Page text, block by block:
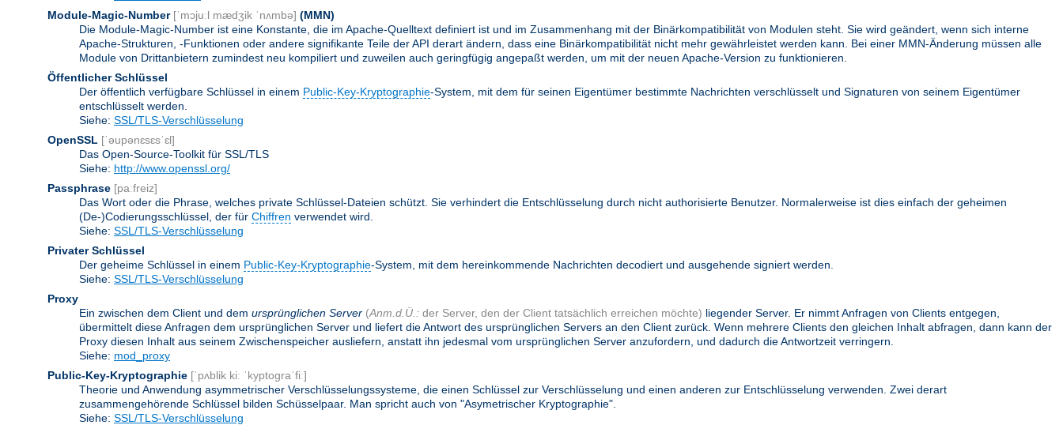
Module-Magic-Number [ˈmɔjuːl mædʒik ˈnʌmbə] (MMN)
Die Module-Magic-Number ist eine Konstante, die im Apache-Quelltext definiert ist und im Zusammenhang mit der Binärkompatibilität von Modulen steht. Sie wird geändert, wenn sich interne
Apache-Strukturen, -Funktionen oder andere signifikante Teile der API derart ändern, dass eine Binärkompatibilität nicht mehr gewährleistet werden kann. Bei einer MMN-Änderung müssen alle
Module von Drittanbietern zumindest neu kompiliert und zuweilen auch geringfügig angepaßt werden, um mit der neuen Apache-Version zu funktionieren.
Öffentlicher Schlüssel
Der öffentlich verfügbare Schlüssel in einem Public-Key-Kryptographie-System, mit dem für seinen Eigentümer bestimmte Nachrichten verschlüsselt und Signaturen von seinem Eigentümer
entschlüsselt werden.
Siehe: SSL/TLS-Verschlüsselung
OpenSSL [ˈəupənɛsɛsˈɛl]
Das Open-Source-Toolkit für SSL/TLS
Siehe: http://www.openssl.org/
Passphrase [paːfreiz]
Das Wort oder die Phrase, welches private Schlüssel-Dateien schützt. Sie verhindert die Entschlüsselung durch nicht authorisierte Benutzer. Normalerweise ist dies einfach der geheimen
(De-)Codierungsschlüssel, der für Chiffren verwendet wird.
Siehe: SSL/TLS-Verschlüsselung
Privater Schlüssel
Der geheime Schlüssel in einem Public-Key-Kryptographie-System, mit dem hereinkommende Nachrichten decodiert und ausgehende signiert werden.
Siehe: SSL/TLS-Verschlüsselung
Proxy
Ein zwischen dem Client und dem ursprünglichen Server (Anm.d.Ü.: der Server, den der Client tatsächlich erreichen möchte) liegender Server. Er nimmt Anfragen von Clients entgegen,
übermittelt diese Anfragen dem ursprünglichen Server und liefert die Antwort des ursprünglichen Servers an den Client zurück. Wenn mehrere Clients den gleichen Inhalt abfragen, dann kann der
Proxy diesen Inhalt aus seinem Zwischenspeicher ausliefern, anstatt ihn jedesmal vom ursprünglichen Server anzufordern, und dadurch die Antwortzeit verringern.
Siehe: mod_proxy
Public-Key-Kryptographie [ˈpʌblik kiː ˈkyptograˈfiː]
Theorie und Anwendung asymmetrischer Verschlüsselungssysteme, die einen Schlüssel zur Verschlüsselung und einen anderen zur Entschlüsselung verwenden. Zwei derart
zusammengehörende Schlüssel bilden Schüsselpaar. Man spricht auch von "Asymetrischer Kryptographie".
Siehe: SSL/TLS-Verschlüsselung